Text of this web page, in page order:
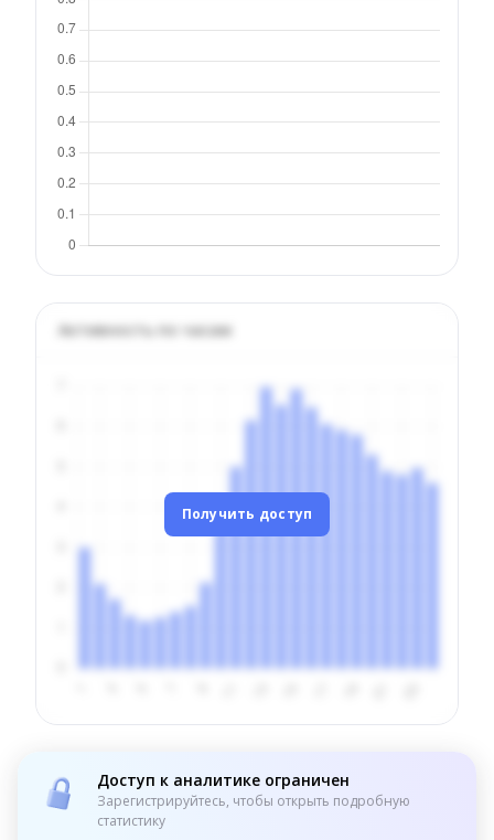
Активность по часам
Получить доступ
Доступ к аналитике ограничен
Зарегистрируйтесь, чтобы открыть подробную
статистику